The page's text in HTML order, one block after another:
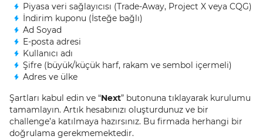
Piyasa veri sağlayıcısı (Trade-Away, Project X veya CQG)
İndirim kuponu (İsteğe bağlı)
Ad Soyad
E-posta adresi
Kullanıcı adı
Şifre (büyük/küçük harf, rakam ve sembol içermeli)
Adres ve ülke
Şartları kabul edin ve “Next” butonuna tıklayarak kurulumu
tamamlayın. Artık hesabınızı oluşturdunuz ve bir
challenge’a katılmaya hazırsınız. Bu firmada herhangi bir
doğrulama gerekmemektedir.